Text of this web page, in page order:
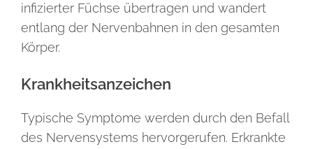
infizierter Füchse übertragen und wandert
entlang der Nervenbahnen in den gesamten
Körper.
Krankheitsanzeichen
Typische Symptome werden durch den Befall
des Nervensystems hervorgerufen. Erkrankte